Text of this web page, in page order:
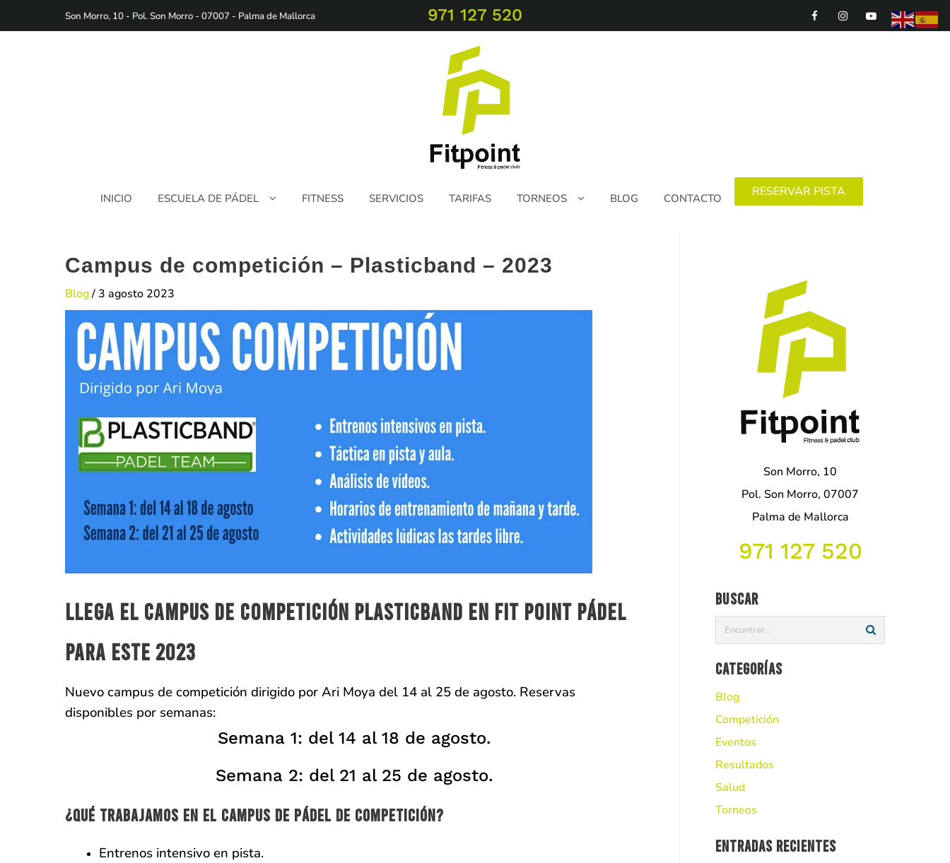
Son Morro, 10 - Pol. Son Morro - 07007 - Palma de Mallorca 971 127 520
INICIO ESCUELA DE PÁDEL FITNESS SERVICIOS TARIFAS TORNEOS BLOG CONTACTO RESERVAR PISTA
Campus de competición – Plasticband – 2023
Blog/ 3 agosto 2023
Llega el Campus de competición Plasticband en Fit Point Pádel
para este 2023
Nuevo campus de competición dirigido por Ari Moya del 14 al 25 de agosto. Reservas
disponibles por semanas:
Semana 1: del 14 al 18 de agosto.
Semana 2: del 21 al 25 de agosto.
¿Qué trabajamos en el campus de pádel de competición?
Entrenos intensivo en pista.
Son Morro, 10
Pol. Son Morro, 07007
Palma de Mallorca
971 127 520
Buscar
Categorías
Blog
Competición
Eventos
Resultados
Salud
Torneos
Entradas recientes